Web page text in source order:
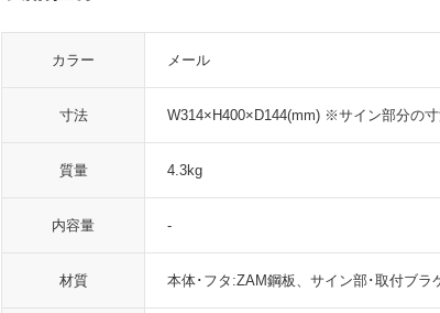
カラー メール
寸法 W314×H400×D144(mm) ※サイン部分の
質量 4.3kg
内容量 -
材質 本体･フタ:ZAM鋼板、サイン部･取付ブラ